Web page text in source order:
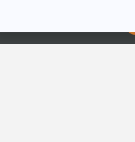
ถึงไหน
Sci & Tech
เรื่องวิ
มนุษย์
Sci &